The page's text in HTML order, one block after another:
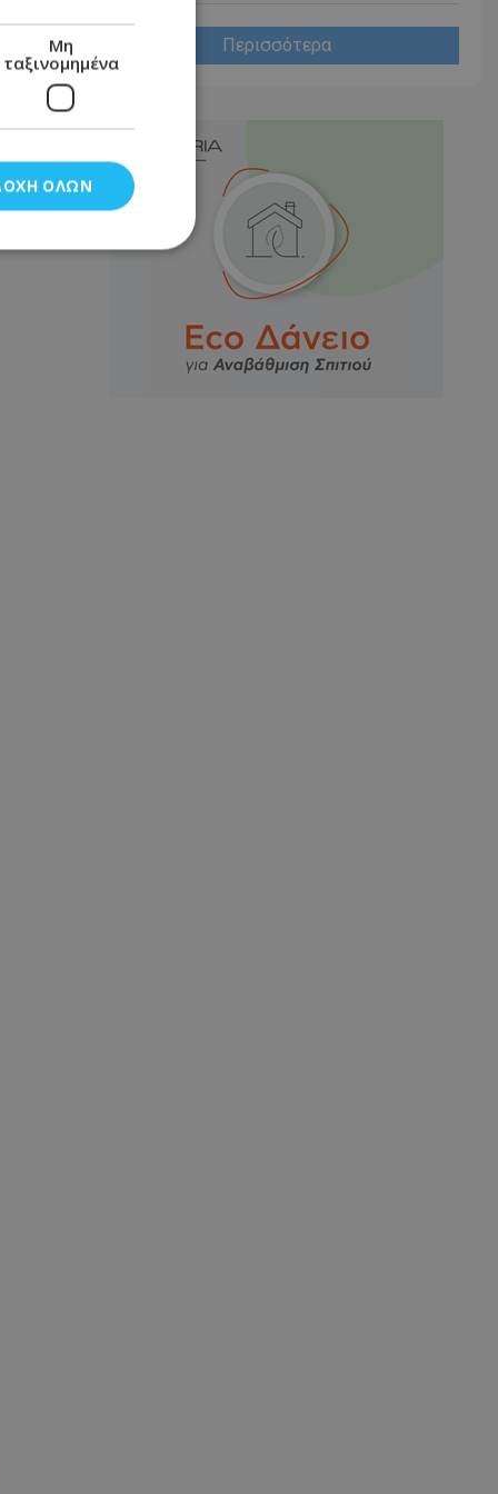
Περισσότερα
Μη
ταξινομημένα
ΌΛΩΝ
το
του χρήστη
και
των
από το
με τον τρόπο
χρήστης
ιστότοπο και
που μπορεί να
ότι
τιμώνται σε
σχετικά με
τους.
από το
με
Script.com